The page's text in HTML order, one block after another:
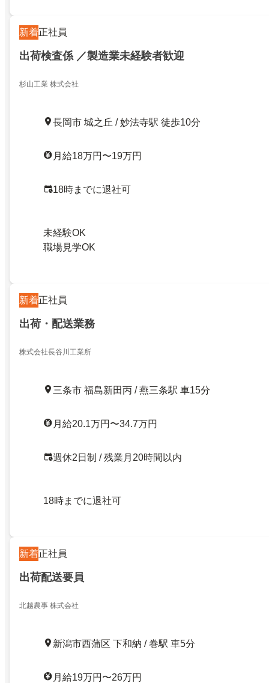
新着正社員
出荷検査係 ／製造業未経験者歓迎
杉山工業 株式会社
長岡市 城之丘 / 妙法寺駅 徒歩10分
月給18万円〜19万円
18時までに退社可
未経験OK
職場見学OK
新着正社員
出荷・配送業務
株式会社長谷川工業所
三条市 福島新田丙 / 燕三条駅 車15分
月給20.1万円〜34.7万円
週休2日制 / 残業月20時間以内
18時までに退社可
新着正社員
出荷配送要員
北越農事 株式会社
新潟市西蒲区 下和納 / 巻駅 車5分
月給19万円〜26万円